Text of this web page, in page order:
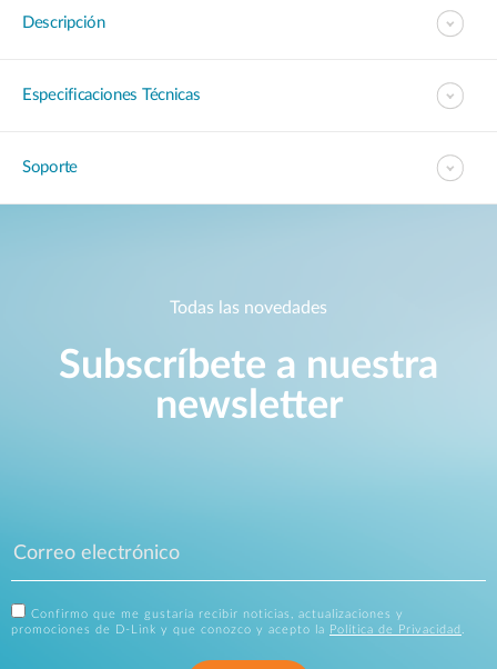
Descripción
Especificaciones Técnicas
Soporte
Todas las novedades
Subscríbete a nuestra
newsletter
Confirmo que me gustaría recibir noticias, actualizaciones y
promociones de D-Link y que conozco y acepto la
Política de Privacidad .